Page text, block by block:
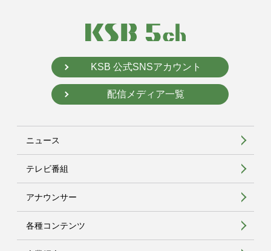
KSB 公式SNSアカウント
配信メディア一覧
ニュース
テレビ番組
アナウンサー
各種コンテンツ